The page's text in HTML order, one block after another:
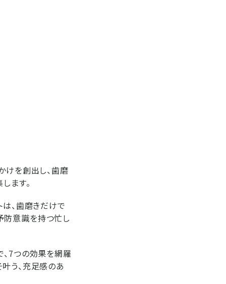
けを創出し、歯磨
ます。
、歯磨きだけで
防意識を持つ忙し
7つの効果を網羅
う、充足感のあ